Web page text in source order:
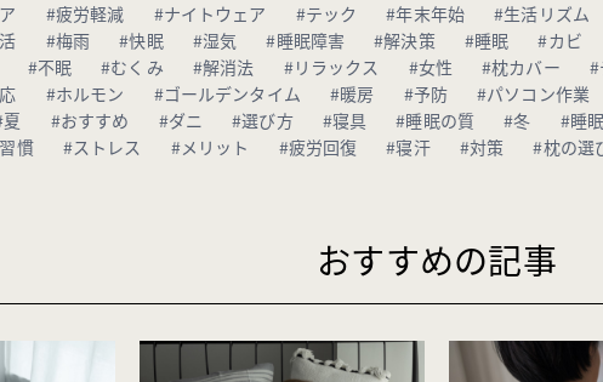
#疲労軽減 #ナイトウェア #テック #年末年始 #生活リズム
#梅雨 #快眠 #湿気 #睡眠障害 #解決策 #睡眠 #カビ
#不眠 #むくみ #解消法 #リラックス #女性 #枕カバー #
#ホルモン #ゴールデンタイム #暖房 #予防 #パソコン作業
#おすすめ #ダニ #選び方 #寝具 #睡眠の質 #冬 #睡
慣 #ストレス #メリット #疲労回復 #寝汗 #対策 #枕の選
おすすめの記事